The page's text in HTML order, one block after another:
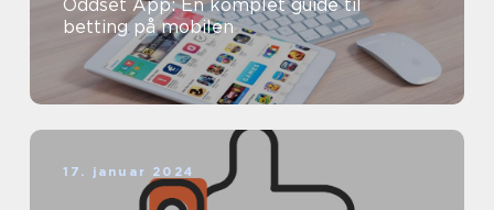
Oddset App: En komplet guide til
betting på mobilen
17. januar 2024